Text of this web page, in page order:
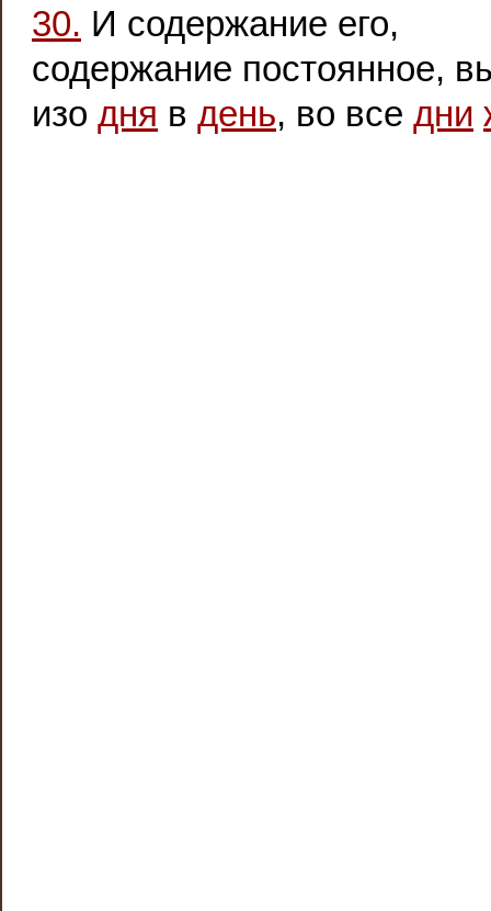
30. И содержание его,
содержание постоянное,
изо дня в день, во все дни